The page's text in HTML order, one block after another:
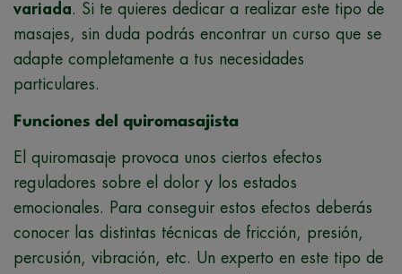
variada. Si te quieres dedicar a realizar este tipo de
masajes, sin duda podrás encontrar un curso que se
adapte completamente a tus necesidades
particulares.
Funciones del quiromasajista
El quiromasaje provoca unos ciertos efectos
reguladores sobre el dolor y los estados
emocionales. Para conseguir estos efectos deberás
conocer las distintas técnicas de fricción, presión,
percusión, vibración, etc. Un experto en este tipo de